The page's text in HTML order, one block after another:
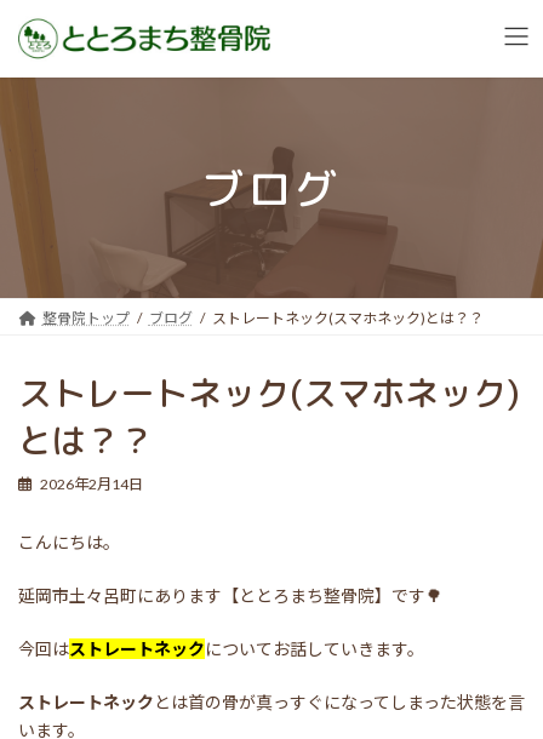
テ
ン
ツ
へ
ゲ
ー
シ
ョ
ブログ
整骨院トップ ブログ ストレートネック(スマホネック)とは？？
ストレートネック(スマホネック)
とは？？
2026年2月14日
こんにちは。
延岡市土々呂町にあります【ととろまち整骨院】です🌳
今回はストレートネックについてお話していきます。
ストレートネックとは首の骨が真っすぐになってしまった状態を言
います。